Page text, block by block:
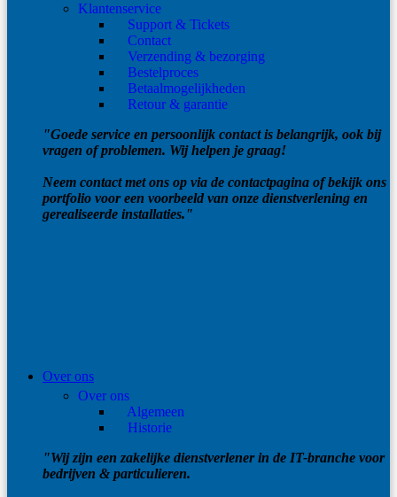
Klantenservice
Support & Tickets
Contact
Verzending & bezorging
Bestelproces
Betaalmogelijkheden
Retour & garantie
"Goede service en persoonlijk contact is belangrijk, ook bij
vragen of problemen. Wij helpen je graag!
Neem contact met ons op via de contactpagina of bekijk ons
portfolio voor een voorbeeld van onze dienstverlening en
gerealiseerde installaties."
Over ons
Over ons
Algemeen
Historie
"Wij zijn een zakelijke dienstverlener in de IT-branche voor
bedrijven & particulieren.